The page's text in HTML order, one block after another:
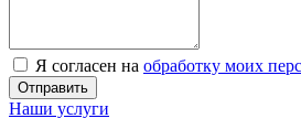
Я согласен на обработку моих
Отправить
Наши услуги